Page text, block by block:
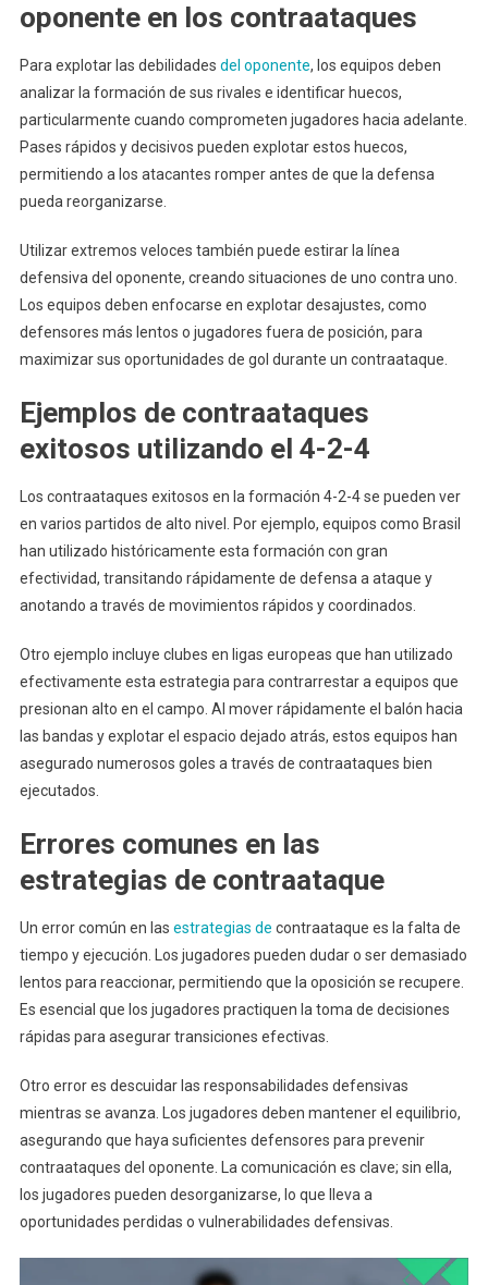
oponente en los contraataques
Para explotar las debilidades del oponente, los equipos deben
analizar la formación de sus rivales e identificar huecos,
particularmente cuando comprometen jugadores hacia adelante.
Pases rápidos y decisivos pueden explotar estos huecos,
permitiendo a los atacantes romper antes de que la defensa
pueda reorganizarse.
Utilizar extremos veloces también puede estirar la línea
defensiva del oponente, creando situaciones de uno contra uno.
Los equipos deben enfocarse en explotar desajustes, como
defensores más lentos o jugadores fuera de posición, para
maximizar sus oportunidades de gol durante un contraataque.
Ejemplos de contraataques
exitosos utilizando el 4-2-4
Los contraataques exitosos en la formación 4-2-4 se pueden ver
en varios partidos de alto nivel. Por ejemplo, equipos como Brasil
han utilizado históricamente esta formación con gran
efectividad, transitando rápidamente de defensa a ataque y
anotando a través de movimientos rápidos y coordinados.
Otro ejemplo incluye clubes en ligas europeas que han utilizado
efectivamente esta estrategia para contrarrestar a equipos que
presionan alto en el campo. Al mover rápidamente el balón hacia
las bandas y explotar el espacio dejado atrás, estos equipos han
asegurado numerosos goles a través de contraataques bien
ejecutados.
Errores comunes en las
estrategias de contraataque
Un error común en las estrategias de contraataque es la falta de
tiempo y ejecución. Los jugadores pueden dudar o ser demasiado
lentos para reaccionar, permitiendo que la oposición se recupere.
Es esencial que los jugadores practiquen la toma de decisiones
rápidas para asegurar transiciones efectivas.
Otro error es descuidar las responsabilidades defensivas
mientras se avanza. Los jugadores deben mantener el equilibrio,
asegurando que haya suficientes defensores para prevenir
contraataques del oponente. La comunicación es clave; sin ella,
los jugadores pueden desorganizarse, lo que lleva a
oportunidades perdidas o vulnerabilidades defensivas.